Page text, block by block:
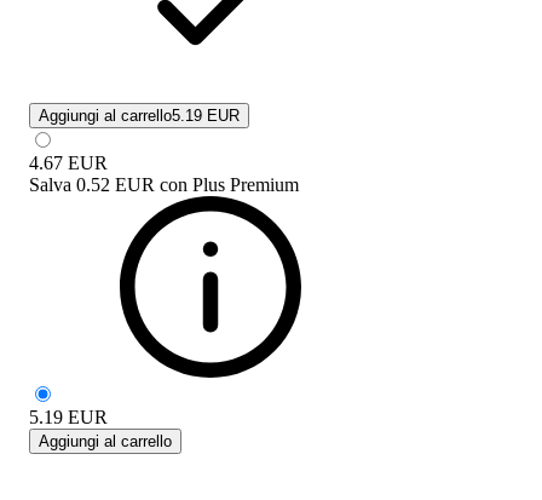
Aggiungi al carrello5.19 EUR
4.67 EUR
Salva 0.52 EUR con Plus Premium
5.19 EUR
Aggiungi al carrello